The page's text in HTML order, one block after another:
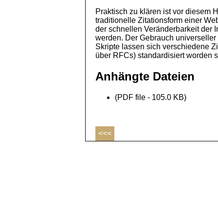
Praktisch zu klären ist vor diesem
traditionelle Zitationsform einer
der schnellen Veränderbarkeit der
werden. Der Gebrauch
Skripte lassen sich verschiedene
über RFCs) standardisiert worden
Anhängte Dateien
(PDF file - 105.0 KB)
<<<